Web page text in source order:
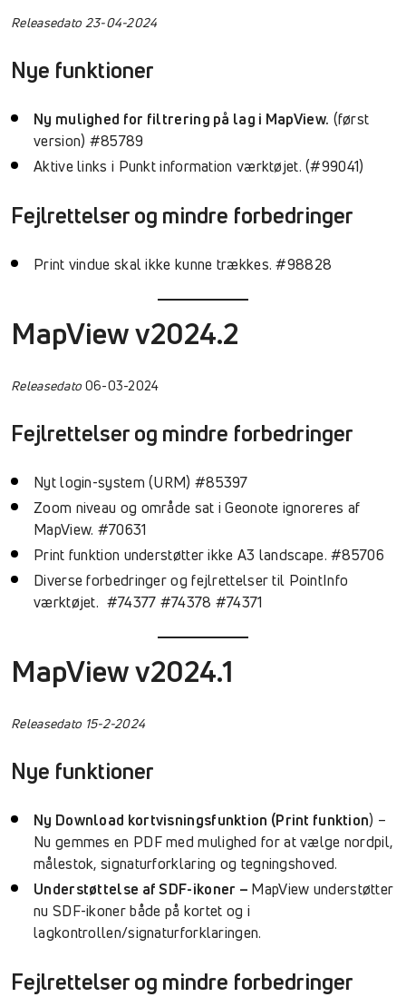
Releasedato 23-04-2024
Nye funktioner
Ny mulighed for filtrering på lag i MapView. (først
version) #85789
Aktive links i Punkt information værktøjet. (#99041)
Fejlrettelser og mindre forbedringer
Print vindue skal ikke kunne trækkes. #98828
MapView v2024.2
Releasedato 06-03-2024
Fejlrettelser og mindre forbedringer
Nyt login-system (URM) #85397
Zoom niveau og område sat i Geonote ignoreres af
MapView. #70631
Print funktion understøtter ikke A3 landscape. #85706
Diverse forbedringer og fejlrettelser til PointInfo
værktøjet. #74377 #74378 #74371
MapView v2024.1
Releasedato 15-2-2024
Nye funktioner
Ny Download kortvisningsfunktion (Print funktion) –
Nu gemmes en PDF med mulighed for at vælge nordpil,
målestok, signaturforklaring og tegningshoved.
Understøttelse af SDF-ikoner – MapView understøtter
nu SDF-ikoner både på kortet og i
lagkontrollen/signaturforklaringen.
Fejlrettelser og mindre forbedringer